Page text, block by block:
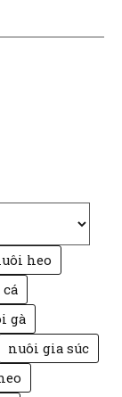
heo
cá
gà
nuôi gia súc